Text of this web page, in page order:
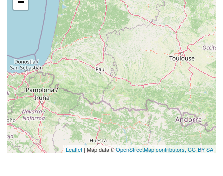
Leaflet | Map data ©OpenStreetMap contributors, CC-BY-SA